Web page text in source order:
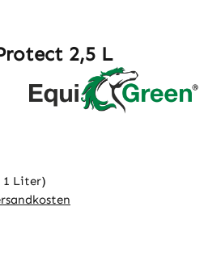
2,5 L
1 Liter)